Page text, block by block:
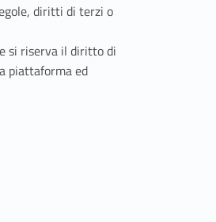
diritti di terzi o
si riserva il diritto di
piattaforma ed